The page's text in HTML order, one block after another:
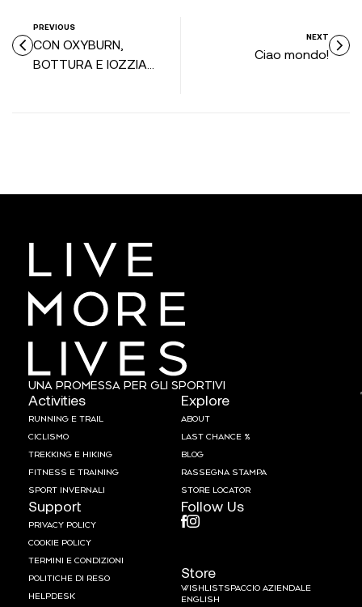
PREVIOUS
CON OXYBURN,
BOTTURA E IOZZIA
NEXT
Ciao mondo!
Activities
RUNNING E TRAIL
CICLISMO
TREKKING E HIKING
FITNESS E TRAINING
SPORT INVERNALI
Explore
ABOUT
LAST CHANCE %
BLOG
RASSEGNA STAMPA
STORE LOCATOR
Support
PRIVACY POLICY
COOKIE POLICY
TERMINI E CONDIZIONI
POLITICHE DI RESO
HELPDESK
Follow Us
Store
WISHLISTSPACCIO AZIENDALE
ENGLISH
UNA PROMESSA PER GLI SPORTIVI